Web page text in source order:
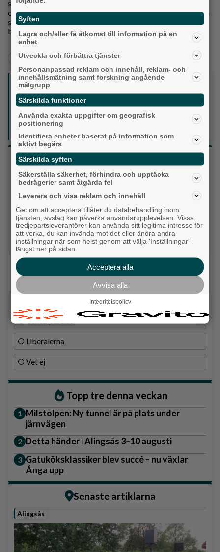
satsningar på infrastrukturen och ett ökat samarbete mellan
olika aktörer rullar dessa små hjältar tryggt fram genom sina
stadsdelar, vilket bidrar till en trygg och livlig miljö för både
barn och vuxna.
Aktuellt
Följ oss på sociala medier:
Din enda lokaltidning som kommer på papper och är helt
GRATIS!
Lokalpressen, på webben, i brevlådan och sociala medier.
Vilket parti skulle du rösta på om det var val
idag?
Socialdemokraterna
Moderaterna
Vänsterpartiet
Sverigedemokraterna
Kristdemokraterna
Centerpartiet
Liberalerna
Vet ej
Topp tre denna veckan
Milstolpen: Ny tunnel är på plats under
järnvägen
Detta händer i Alingsås 3–10 augusti
Gatuköksklassiker blev succé – nu växlar
Ånga upp
Senaste artiklarna
Alingsås
Syften
Lagra och/eller få åtkomst till information på en
enhet
Utveckla och förbättra tjänster
Personanpassad reklam och innehåll, reklam- och
innehållsmätning samt forskning angående
målgrupp
Särskilda funktioner
Använda exakta uppgifter om geografisk
positionering
Identifiera enheter baserat på information som
aktivt begärs
Särskilda syften
Säkerställa säkerhet, förhindra och upptäcka
bedrägerier samt åtgärda fel
Leverera och visa reklam och innehåll
Genom att acceptera tillåter du databehandling inom
tjänsten, avslag kan påverka användarupplevelsen. Vissa
tredjepartsleverantörer kan använda sitt legitima intresse för
att verka, du kan invända mot det eller ändra andra
inställningar när som helst genom att välja 'Inställningar'
längst ner på sidan.
Acceptera alla
Avvisa alla
Integritetspolicy